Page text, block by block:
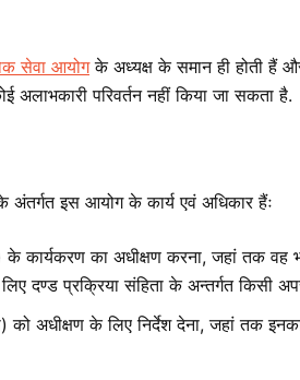
सेवा आयोगके अध्यक्ष के समान ही होती हैं
अलाभकारी परिवर्तन नहीं किया जा सकता है.
इस आयोग के कार्य एवं अधिकार हैंः
के कार्यकरण का अधीक्षण करना, जहां तक वह
दण्ड प्रक्रिया संहिता के अन्तर्गत किसी
को अधीक्षण के लिए निर्देश देना, जहां तक